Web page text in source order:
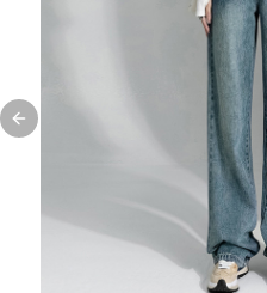
Previous slide